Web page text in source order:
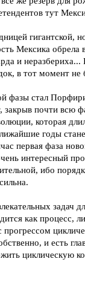
тут
гигантской,
Мексика обрела
и неразбериха...
в тот момент не
фазы стал
закрыв почти всю
которая
годы
первая фаза
интересный
ибо
задач
как процесс,
и есть
циклическую